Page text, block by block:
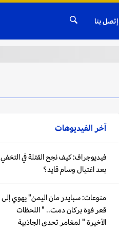
إتصل بنا
آخر الفيديوهات
فيديوجراف: كيف نجح القتلة في التخفي
بعد اغتيال وسام قايد؟
منوعات: سبايدر مان اليمن" يهوي إلى
قعر فوة بركان دمت.. " اللحظات
الأخيرة " لمغامر تحدى الجاذبية